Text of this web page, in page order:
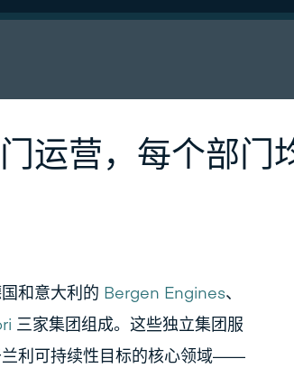
运营，每个部门
和意大利的 Bergen Engines、
三家集团组成。这些独立集团服
兰利可持续性目标的核心领域——